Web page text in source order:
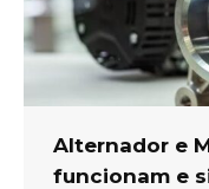
Alternador e
funcionam e